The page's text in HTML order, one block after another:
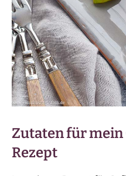
Zutaten für
Rezept